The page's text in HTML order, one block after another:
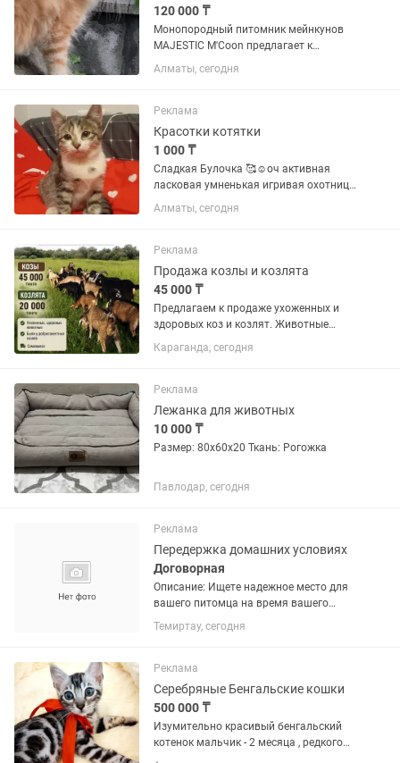
120 000 ₸
Монопородный питомник мейнкунов
MAJESTIC M'Coon предлагает к
продаже котят породы Мейн-Кун.
Котики классические. Кошечки-
рыжий. Цвет яркий, насыщенный.
котята...
Алматы, сегодня
Реклама
Красотки котятки
1 000 ₸
Сладкая Булочка 🥰☺️оч активная
ласковая умненькая игривая охотница,
ловит всех и вся, каждая мошка
букашка таракашка птиц, но ещё
того Ждём самых любящих и добрых...
Алматы, сегодня
Реклама
Продажа козлы и козлята
45 000 ₸
Предлагаем к продаже ухоженных и
здоровых коз и козлят. Животные
содержались у добросовестных хозяев,
ухоженные, в хорошем состоянии. По
Будем рады ответить!
Караганда, сегодня
Реклама
Лежанка для животных
10 000 ₸
Размер: 80x60x20 Ткань: Рогожка
Павлодар, сегодня
Реклама
Передержка домашних условиях
Договорная
Описание: Ищете надежное место для
вашего питомца на время вашего
отсутствия? Предлагаю качественную
домашнюю передержку, где ваш
Темиртау, сегодня
Реклама
Серебряные Бенгальские кошки
500 000 ₸
Изумительно красивый бенгальский
котенок мальчик - 2 месяца , редкого
серебряного окраса, с очень красивым